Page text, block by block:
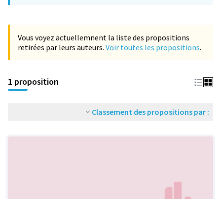
Vous voyez actuellemnent la liste des propositions
retirées par leurs auteurs. Voir toutes les propositions.
1 proposition
Classement des propositions par :